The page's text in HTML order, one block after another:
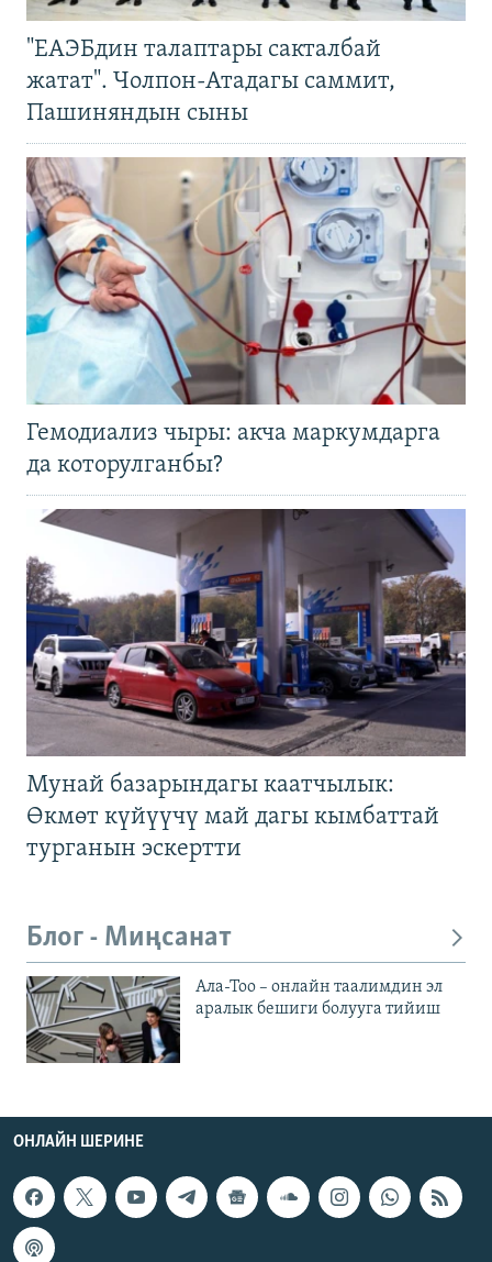
"ЕАЭБдин талаптары сакталбай
жатат". Чолпон-Атадагы саммит,
Пашиняндын сыны
Гемодиализ чыры: акча маркумдарга
да которулганбы?
Мунай базарындагы каатчылык:
Өкмөт күйүүчү май дагы кымбаттай
турганын эскертти
Блог - Миңсанат
Ала-Тоо – онлайн таалимдин эл
аралык бешиги болууга тийиш
ОНЛАЙН ШЕРИНЕ